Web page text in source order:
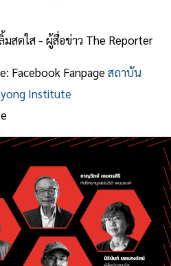
สดใส - ผู้สื่อข่าว The Reporter
Facebook Fanpage สถาบัน
Institute